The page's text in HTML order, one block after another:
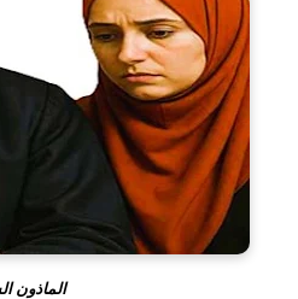
الماذون